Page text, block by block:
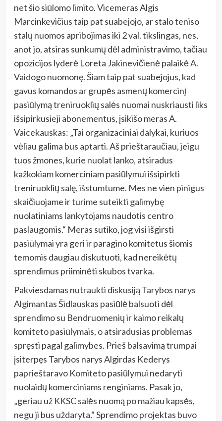
net šio siūlomo limito. Vicemeras Algis
Marcinkevičius taip pat suabejojo, ar stalo teniso
stalų nuomos apribojimas iki 2 val. tikslingas, nes,
anot jo, atsiras sunkumų dėl administravimo, tačiau
opozicijos lyderė Loreta Jakinevičienė palaikė A.
Vaidogo nuomonę. Šiam taip pat suabejojus, kad
gavus komandos ar grupės asmenų komercinį
pasiūlymą treniruoklių salės nuomai nuskriausti liks
išsipirkusieji abonementus, įsikišo meras A.
Vaicekauskas: „Tai organizaciniai dalykai, kuriuos
vėliau galima bus aptarti. Aš prieštaraučiau, jeigu
tuos žmones, kurie nuolat lanko, atsiradus
kažkokiam komerciniam pasiūlymui išsipirkti
treniruoklių salę, išstumtume. Mes ne vien pinigus
skaičiuojame ir turime suteikti galimybę
nuolatiniams lankytojams naudotis centro
paslaugomis.“ Meras sutiko, jog visi išgirsti
pasiūlymai yra geri ir paragino komitetus šiomis
temomis daugiau diskutuoti, kad nereikėtų
sprendimus priiminėti skubos tvarka.
Pakviesdamas nutraukti diskusiją Tarybos narys
Algimantas Šidlauskas pasiūlė balsuoti dėl
sprendimo su Bendruomenių ir kaimo reikalų
komiteto pasiūlymais, o atsiradusias problemas
spręsti pagal galimybes. Prieš balsavimą trumpai
įsiterpęs Tarybos narys Algirdas Kederys
paprieštaravo Komiteto pasiūlymui nedaryti
nuolaidų komerciniams renginiams. Pasak jo,
„geriau už KKSC salės nuomą po mažiau kapsės,
negu ji bus uždaryta.“ Sprendimo projektas buvo